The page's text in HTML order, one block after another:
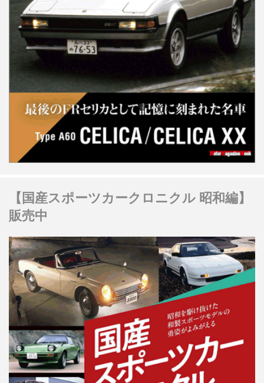
【国産スポーツカークロニクル 昭和編】
販売中